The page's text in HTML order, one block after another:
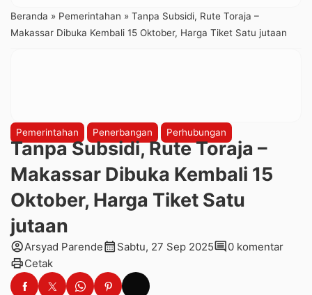
Beranda » Pemerintahan » Tanpa Subsidi, Rute Toraja –
Makassar Dibuka Kembali 15 Oktober, Harga Tiket Satu jutaan
Pemerintahan Penerbangan Perhubungan
Tanpa Subsidi, Rute Toraja –
Makassar Dibuka Kembali 15
Oktober, Harga Tiket Satu
jutaan
account_circleArsyad Parendecalendar_month Sabtu, 27 Sep 2025comment0 komentar
printCetak